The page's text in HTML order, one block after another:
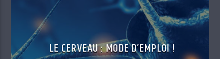
LE CERVEAU : MODE D’EMPLOI !